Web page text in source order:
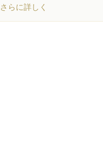
さらに詳しく